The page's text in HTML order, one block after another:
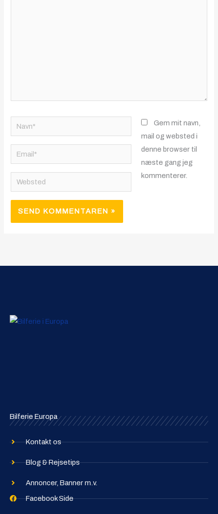
Navn*
Email*
Websted
Gem mit navn,
mail og websted i
denne browser til
næste gang jeg
kommenterer.
Bilferie Europa
Kontakt os
Blog & Rejsetips
Annoncer, Banner m.v.
Facebook Side